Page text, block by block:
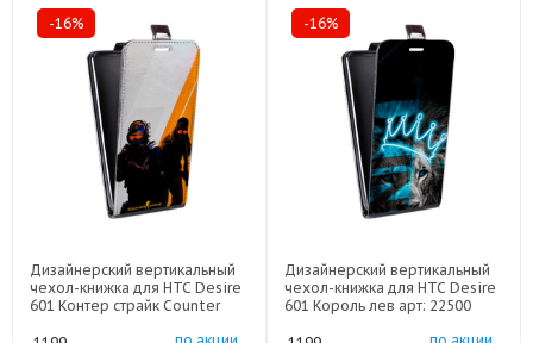
-16%
Дизайнерский вертикальный
чехол-книжка для HTC Desire
601 Контер страйк Counter
-16%
Дизайнерский вертикальный
чехол-книжка для HTC Desire
601 Король лев арт: 22500